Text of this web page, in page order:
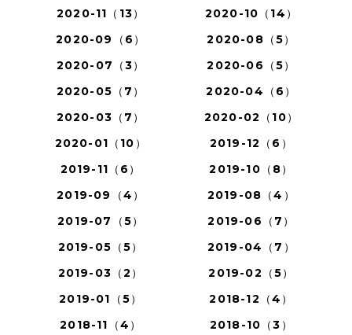
2020-11（13）
2020-10（14）
2020-09（6）
2020-08（5）
2020-07（3）
2020-06（5）
2020-05（7）
2020-04（6）
2020-03（7）
2020-02（10）
2020-01（10）
2019-12（6）
2019-11（6）
2019-10（8）
2019-09（4）
2019-08（4）
2019-07（5）
2019-06（7）
2019-05（5）
2019-04（7）
2019-03（2）
2019-02（5）
2019-01（5）
2018-12（4）
2018-11（4）
2018-10（3）